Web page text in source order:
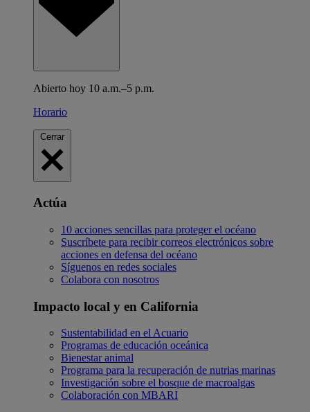
Abierto hoy 10 a.m.–5 p.m.
Horario
Cerrar
Actúa
10 acciones sencillas para proteger el océano
Suscríbete para recibir correos electrónicos sobre
acciones en defensa del océano
Síguenos en redes sociales
Colabora con nosotros
Impacto local y en California
Sustentabilidad en el Acuario
Programas de educación oceánica
Bienestar animal
Programa para la recuperación de nutrias marinas
Investigación sobre el bosque de macroalgas
Colaboración con MBARI